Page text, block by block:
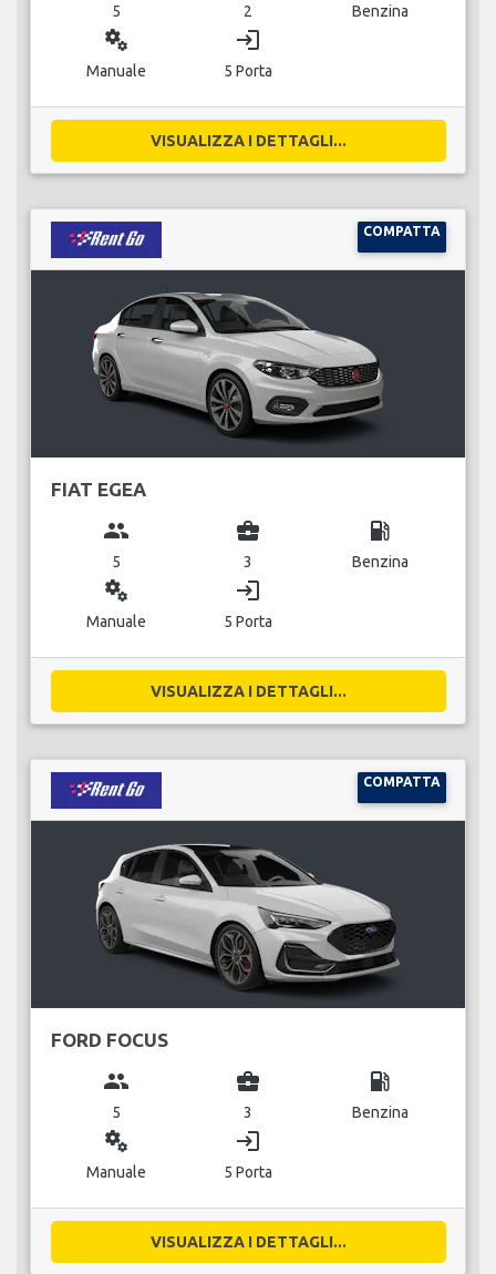
5 2 Benzina
miscellaneous_services
Manuale
login
5 Porta
VISUALIZZA I DETTAGLI...
COMPATTA
FIAT EGEA
group
5
business_center
3
local_gas_station
Benzina
miscellaneous_services
Manuale
login
5 Porta
VISUALIZZA I DETTAGLI...
COMPATTA
FORD FOCUS
group
5
business_center
3
local_gas_station
Benzina
miscellaneous_services
Manuale
login
5 Porta
VISUALIZZA I DETTAGLI...